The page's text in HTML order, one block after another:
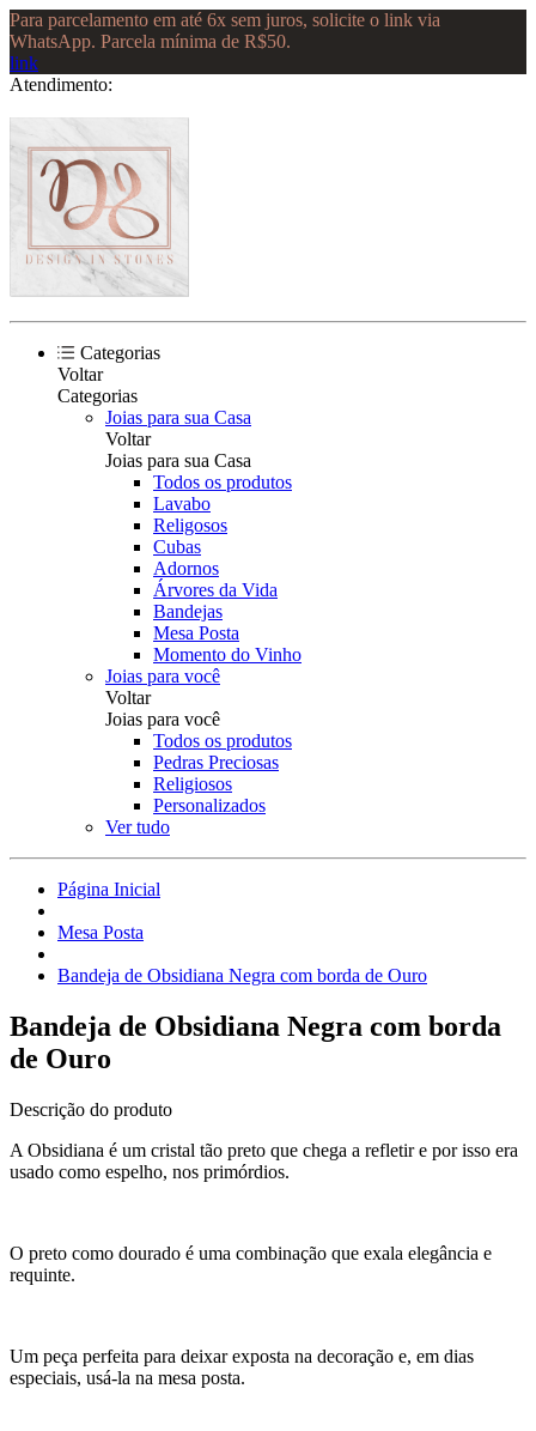
Para parcelamento em até 6x sem juros, solicite o link via
WhatsApp. Parcela mínima de R$50.
link
Atendimento:
Categorias
Voltar
Categorias
Joias para sua Casa
Voltar
Joias para sua Casa
Todos os produtos
Lavabo
Religosos
Cubas
Adornos
Árvores da Vida
Bandejas
Mesa Posta
Momento do Vinho
Joias para você
Voltar
Joias para você
Todos os produtos
Pedras Preciosas
Religiosos
Personalizados
Ver tudo
Página Inicial
Mesa Posta
Bandeja de Obsidiana Negra com borda de Ouro
Bandeja de Obsidiana Negra com borda
de Ouro
Descrição do produto
A Obsidiana é um cristal tão preto que chega a refletir e por isso era
usado como espelho, nos primórdios.
O preto como dourado é uma combinação que exala elegância e
requinte.
Um peça perfeita para deixar exposta na decoração e, em dias
especiais, usá-la na mesa posta.